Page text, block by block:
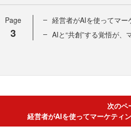
Page
3
経営者がAIを使ってマ
AIと“共創”する覚悟が、
次のペ
経営者がAIを使ってマーケティ